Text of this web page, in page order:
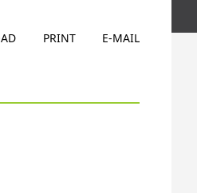
PRINT E-MAIL